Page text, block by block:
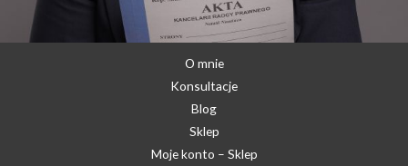
O mnie
Konsultacje
Blog
Sklep
Moje konto – Sklep